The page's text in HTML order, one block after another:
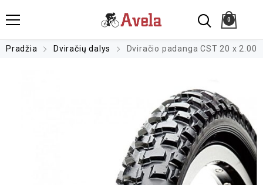
0
Pradžia Dviračių dalys Dviračio padanga CST 20 x 2.00